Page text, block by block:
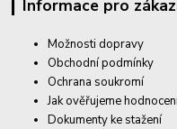
Informace pro
Možnosti dopravy
Obchodní podmínky
Ochrana soukromí
Jak ověřujeme
Dokumenty ke stažení